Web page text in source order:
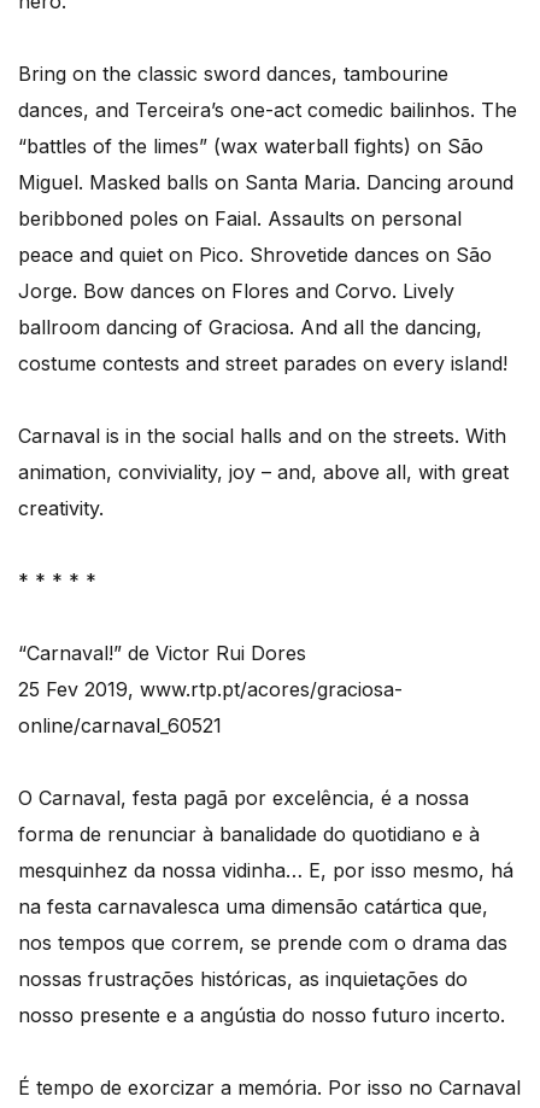
Bring on the classic sword dances, tambourine
dances, and Terceira’s one-act comedic bailinhos. The
“battles of the limes” (wax waterball fights) on São
Miguel. Masked balls on Santa Maria. Dancing around
beribboned poles on Faial. Assaults on personal
peace and quiet on Pico. Shrovetide dances on São
Jorge. Bow dances on Flores and Corvo. Lively
ballroom dancing of Graciosa. And all the dancing,
costume contests and street parades on every island!
Carnaval is in the social halls and on the streets. With
animation, conviviality, joy – and, above all, with great
creativity.
* * * * *
“Carnaval!” de Victor Rui Dores
25 Fev 2019, www.rtp.pt/acores/graciosa-
online/carnaval_60521
O Carnaval, festa pagã por excelência, é a nossa
forma de renunciar à banalidade do quotidiano e à
mesquinhez da nossa vidinha… E, por isso mesmo, há
na festa carnavalesca uma dimensão catártica que,
nos tempos que correm, se prende com o drama das
nossas frustrações históricas, as inquietações do
nosso presente e a angústia do nosso futuro incerto.
É tempo de exorcizar a memória. Por isso no Carnaval